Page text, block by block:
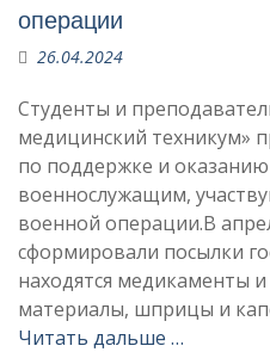
операции
26.04.2024
Студенты и
медицинский техникум»
по поддержке и
военнослужащим,
военной операции.В
сформировали посылки
находятся медикаменты
материалы, шприцы и
Читать дальше …